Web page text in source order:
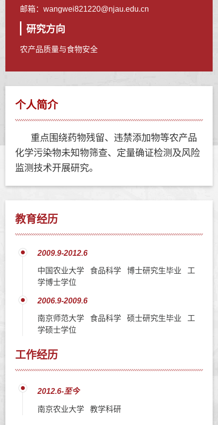
邮箱：wangwei821220@njau.edu.cn
研究方向
农产品质量与食物安全
个人简介
重点围绕药物残留、违禁添加物等农产品
化学污染物未知物筛查、定量确证检测及风险
监测技术开展研究。
教育经历
2009.9-2012.6
中国农业大学 食品科学 博士研究生毕业 工
学博士学位
2006.9-2009.6
南京师范大学 食品科学 硕士研究生毕业 工
学硕士学位
工作经历
2012.6-至今
南京农业大学 教学科研